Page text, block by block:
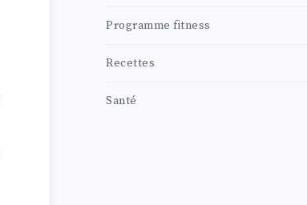
Programme fitness
Recettes
Santé